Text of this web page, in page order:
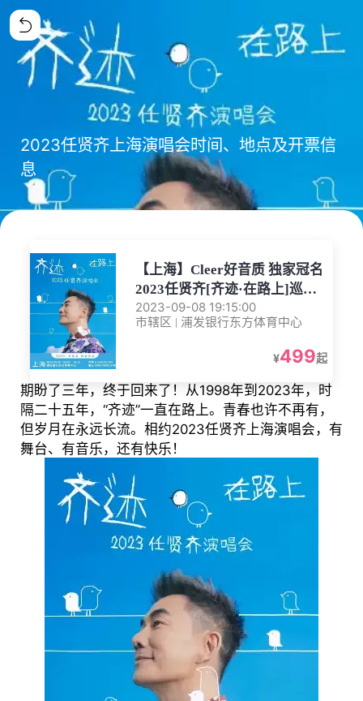
2023任贤齐上海演唱会时间、地点及开票信
息
【上海】Cleer好音质 独家冠名
2023任贤齐[齐迹·在路上]巡回
演唱会-上海站
2023-09-08 19:15:00
市辖区 | 浦发银行东方体育中心
¥499起
期盼了三年，终于回来了！从1998年到2023年，时
隔二十五年，“齐迹”一直在路上。青春也许不再有，
但岁月在永远长流。相约2023任贤齐上海演唱会，有
舞台、有音乐，还有快乐！